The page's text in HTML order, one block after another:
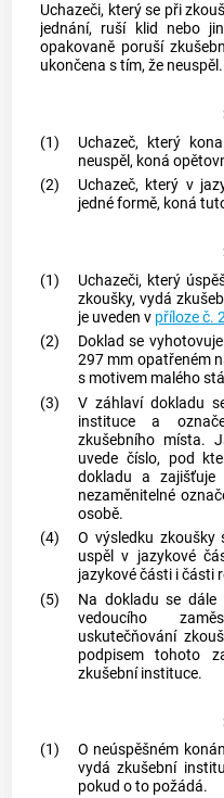
Uchazeči, který se při
jednání, ruší klid nebo
opakovaně poruší
ukončena s tím, že neuspěl.
(1)
Uchazeč, který
neuspěl, koná
(2)
Uchazeč, který v
jedné formě, koná
(1)
Uchazeči, který
zkoušky, vydá
je uveden v příloze č.
(2)
Doklad se
297 mm opatřeném
s motivem malého
(3)
V záhlaví dokladu
instituce a
zkušebního místa.
uvede číslo, pod
dokladu a
nezaměnitelné
osobě.
(4)
O výsledku zkoušky
uspěl v jazykové
jazykové části i části
(5)
Na dokladu se dále
vedoucího
uskutečňování
podpisem tohoto
zkušební instituce.
(1)
O neúspěšném
vydá zkušební
pokud o to požádá.